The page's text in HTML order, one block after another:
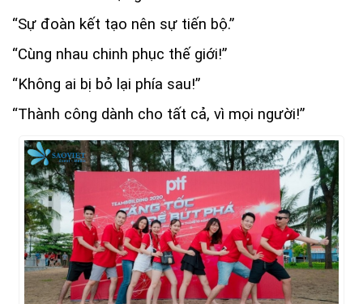
“Sự đoàn kết tạo nên sự tiến bộ.”
“Cùng nhau chinh phục thế giới!”
“Không ai bị bỏ lại phía sau!”
“Thành công dành cho tất cả, vì mọi người!”